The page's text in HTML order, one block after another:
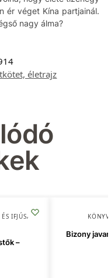
ér véget Kína partjainál.
nagy álma?
életrajz
IFJÚSÁG,
–
KÖNYV
Bizony